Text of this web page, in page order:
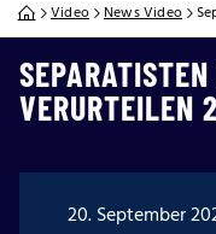
Video News Video
VERURTEILEN
20. September